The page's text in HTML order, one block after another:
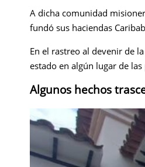
A dicha comunidad
fundó sus haciendas
En el rastreo al devenir de
estado en algún lugar de
Algunos hechos